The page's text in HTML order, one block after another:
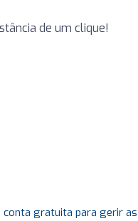
de um clique!
conta gratuita para gerir